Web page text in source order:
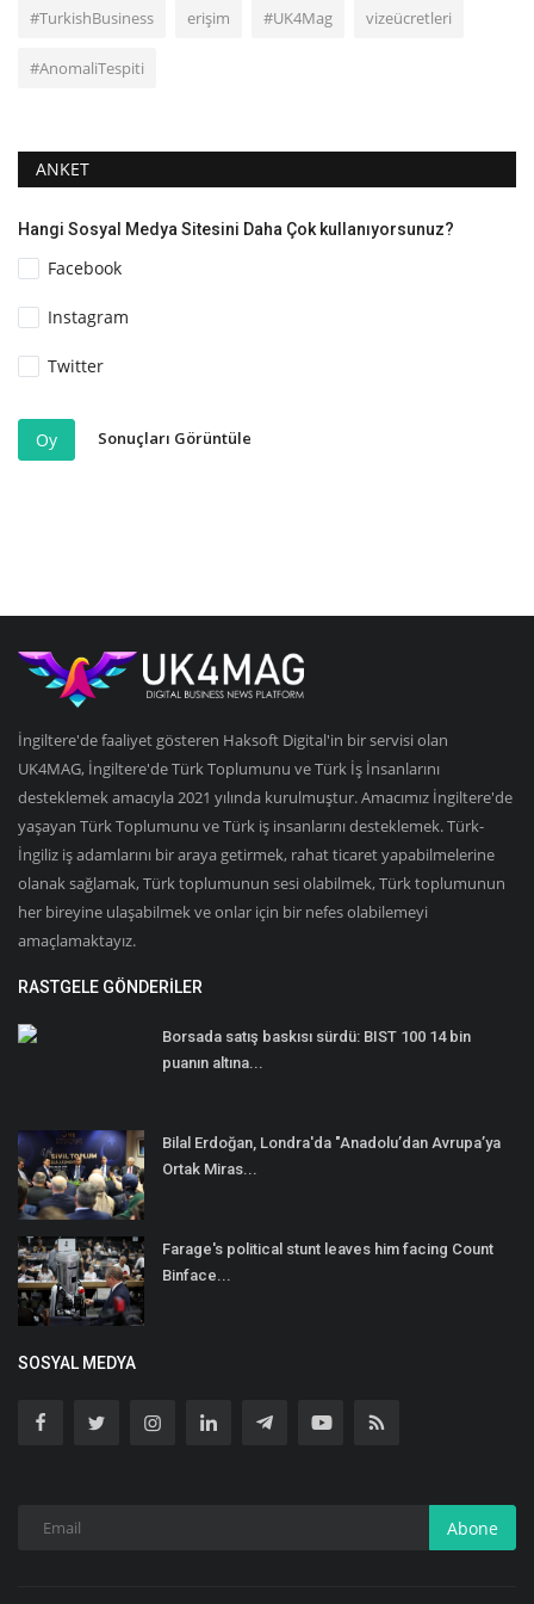
#TurkishBusiness erişim #UK4Mag vizeücretleri
#AnomaliTespiti
ANKET
Hangi Sosyal Medya Sitesini Daha Çok kullanıyorsunuz?
Facebook
Instagram
Twitter
Oy Sonuçları Görüntüle
İngiltere'de faaliyet gösteren Haksoft Digital'in bir servisi olan
UK4MAG, İngiltere'de Türk Toplumunu ve Türk İş İnsanlarını
desteklemek amacıyla 2021 yılında kurulmuştur. Amacımız İngiltere'de
yaşayan Türk Toplumunu ve Türk iş insanlarını desteklemek. Türk-
İngiliz iş adamlarını bir araya getirmek, rahat ticaret yapabilmelerine
olanak sağlamak, Türk toplumunun sesi olabilmek, Türk toplumunun
her bireyine ulaşabilmek ve onlar için bir nefes olabilemeyi
amaçlamaktayız.
RASTGELE GÖNDERILER
Borsada satış baskısı sürdü: BIST 100 14 bin
puanın altına...
Bilal Erdoğan, Londra'da "Anadolu’dan Avrupa’ya
Ortak Miras...
Farage's political stunt leaves him facing Count
Binface...
SOSYAL MEDYA
Abone